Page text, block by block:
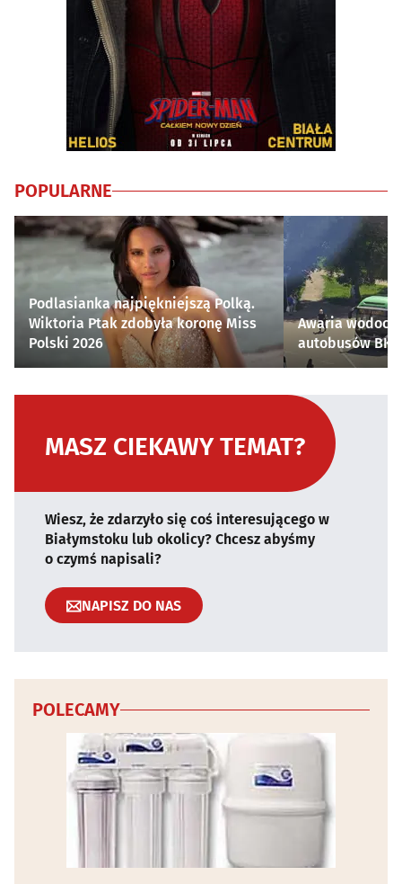
POPULARNE
Podlasianka najpiękniejszą Polką.
Wiktoria Ptak zdobyła koronę Miss
Polski 2026
Awaria
autobusów
MASZ CIEKAWY TEMAT?
Wiesz, że zdarzyło się coś interesującego w
Białymstoku lub okolicy? Chcesz abyśmy
o czymś napisali?
NAPISZ DO NAS
POLECAMY